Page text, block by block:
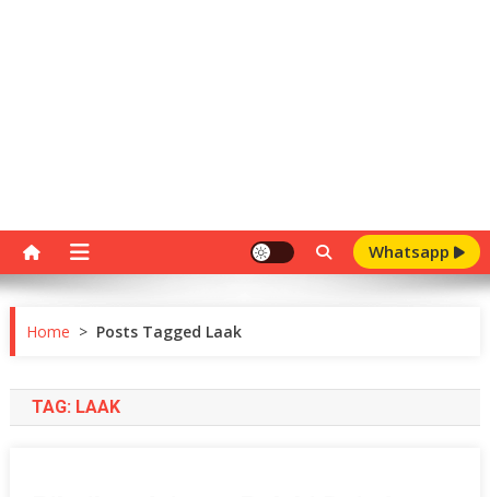
Whatsapp
Home > Posts Tagged Laak
TAG: LAAK